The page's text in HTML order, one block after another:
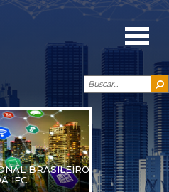
BRASILEIRO
IEC